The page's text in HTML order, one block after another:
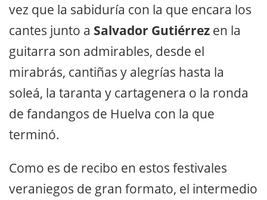
vez que la sabiduría con la que encara los
cantes junto a Salvador Gutiérrez en la
guitarra son admirables, desde el
mirabrás, cantiñas y alegrías hasta la
soleá, la taranta y cartagenera o la ronda
de fandangos de Huelva con la que
terminó.
Como es de recibo en estos festivales
veraniegos de gran formato, el intermedio